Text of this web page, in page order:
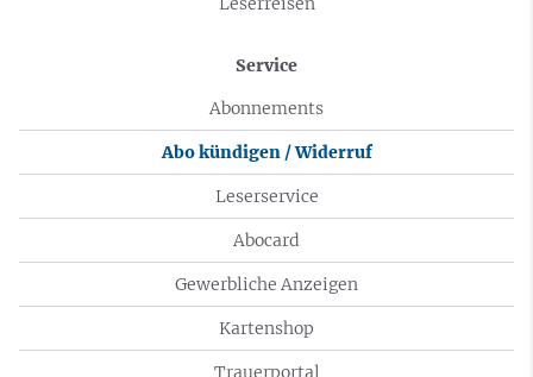
Service
Abonnements
Abo kündigen / Widerruf
Leserservice
Abocard
Gewerbliche Anzeigen
Kartenshop
Trauerportal